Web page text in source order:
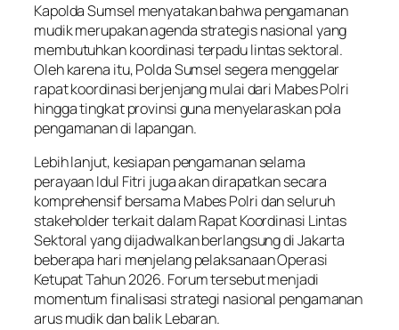
Kapolda Sumsel menyatakan bahwa pengamanan
mudik merupakan agenda strategis nasional yang
membutuhkan koordinasi terpadu lintas sektoral.
Oleh karena itu, Polda Sumsel segera menggelar
rapat koordinasi berjenjang mulai dari Mabes Polri
hingga tingkat provinsi guna menyelaraskan pola
pengamanan di lapangan.
Lebih lanjut, kesiapan pengamanan selama
perayaan Idul Fitri juga akan dirapatkan secara
komprehensif bersama Mabes Polri dan seluruh
stakeholder terkait dalam Rapat Koordinasi Lintas
Sektoral yang dijadwalkan berlangsung di Jakarta
beberapa hari menjelang pelaksanaan Operasi
Ketupat Tahun 2026. Forum tersebut menjadi
momentum finalisasi strategi nasional pengamanan
arus mudik dan balik Lebaran.